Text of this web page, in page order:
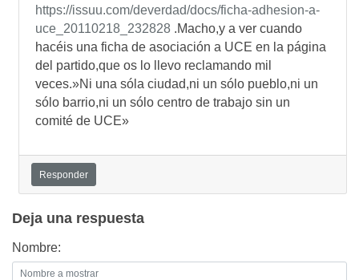
https://issuu.com/deverdad/docs/ficha-adhesion-a-
uce_20110218_232828.Macho,y a ver cuando
hacéis una ficha de asociación a UCE en la página
del partido,que os lo llevo reclamando mil
veces.»Ni una sóla ciudad,ni un sólo pueblo,ni un
sólo barrio,ni un sólo centro de trabajo sin un
comité de UCE»
Responder
Deja una respuesta
Nombre: